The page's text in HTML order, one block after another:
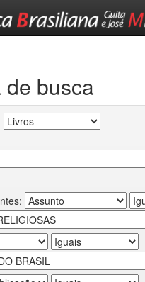
de busca